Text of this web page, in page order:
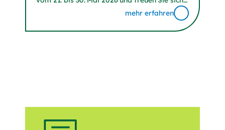
auf ausgewählte Produkte zum
Gartenzubehör, solange der Vorrat reicht.
mehr erfahren